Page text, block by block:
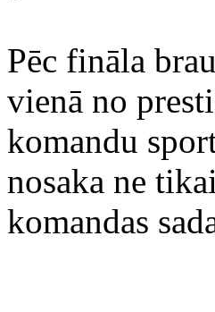
Pēc fināla
vienā no
komandu
nosaka ne
komandas